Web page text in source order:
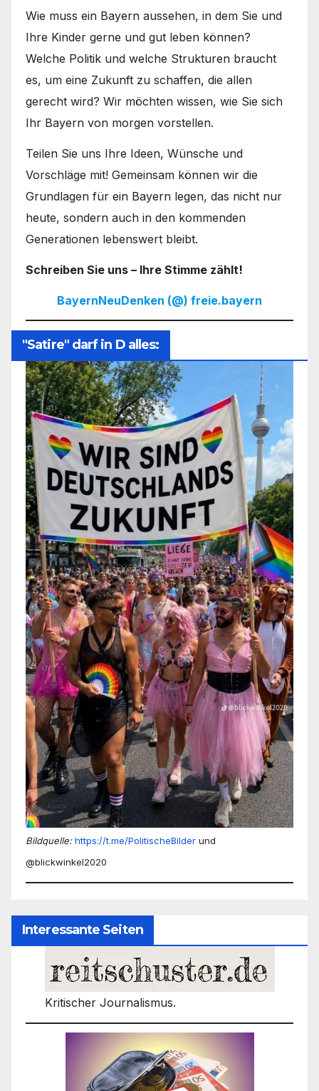
Wie muss ein Bayern aussehen, in dem Sie und
Ihre Kinder gerne und gut leben können?
Welche Politik und welche Strukturen braucht
es, um eine Zukunft zu schaffen, die allen
gerecht wird? Wir möchten wissen, wie Sie sich
Ihr Bayern von morgen vorstellen.
Teilen Sie uns Ihre Ideen, Wünsche und
Vorschläge mit! Gemeinsam können wir die
Grundlagen für ein Bayern legen, das nicht nur
heute, sondern auch in den kommenden
Generationen lebenswert bleibt.
Schreiben Sie uns – Ihre Stimme zählt!
BayernNeuDenken (@) freie.bayern
"Satire" darf in D alles:
Bildquelle: https://t.me/PolitischeBilder und
@blickwinkel2020
Interessante Seiten
Kritischer Journalismus.